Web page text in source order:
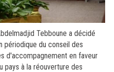
Tebboune a décidé
périodique du conseil des
d'accompagnement en faveur
pays à la réouverture des